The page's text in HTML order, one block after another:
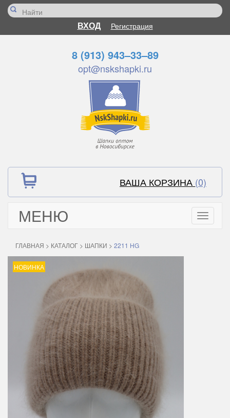
ВХОД Регистрация
8 (913) 943–33–89
opt@nskshapki.ru
ВАША КОРЗИНА (0)
МЕНЮ
Toggle
ГЛАВНАЯ > КАТАЛОГ > ШАПКИ > 2211 HG
НОВИНКА